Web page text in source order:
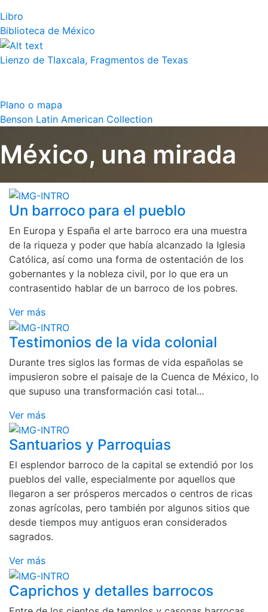
Libro
Biblioteca de México
Lienzo de Tlaxcala, Fragmentos de Texas
Plano o mapa
Benson Latin American Collection
México, una mirada
Un barroco para el pueblo
En Europa y España el arte barroco era una muestra
de la riqueza y poder que había alcanzado la Iglesia
Católica, así como una forma de ostentación de los
gobernantes y la nobleza civil, por lo que era un
contrasentido hablar de un barroco de los pobres.
Ver más
Testimonios de la vida colonial
Durante tres siglos las formas de vida españolas se
impusieron sobre el paisaje de la Cuenca de México, lo
que supuso una transformación casi total...
Ver más
Santuarios y Parroquias
El esplendor barroco de la capital se extendió por los
pueblos del valle, especialmente por aquellos que
llegaron a ser prósperos mercados o centros de ricas
zonas agrícolas, pero también por algunos sitios que
desde tiempos muy antiguos eran considerados
sagrados.
Ver más
Caprichos y detalles barrocos